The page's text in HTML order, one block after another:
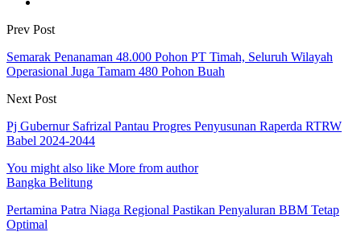
Prev Post
Semarak Penanaman 48.000 Pohon PT Timah, Seluruh Wilayah
Operasional Juga Tamam 480 Pohon Buah
Next Post
Pj Gubernur Safrizal Pantau Progres Penyusunan Raperda RTRW
Babel 2024-2044
You might also like More from author
Bangka Belitung
Pertamina Patra Niaga Regional Pastikan Penyaluran BBM Tetap
Optimal